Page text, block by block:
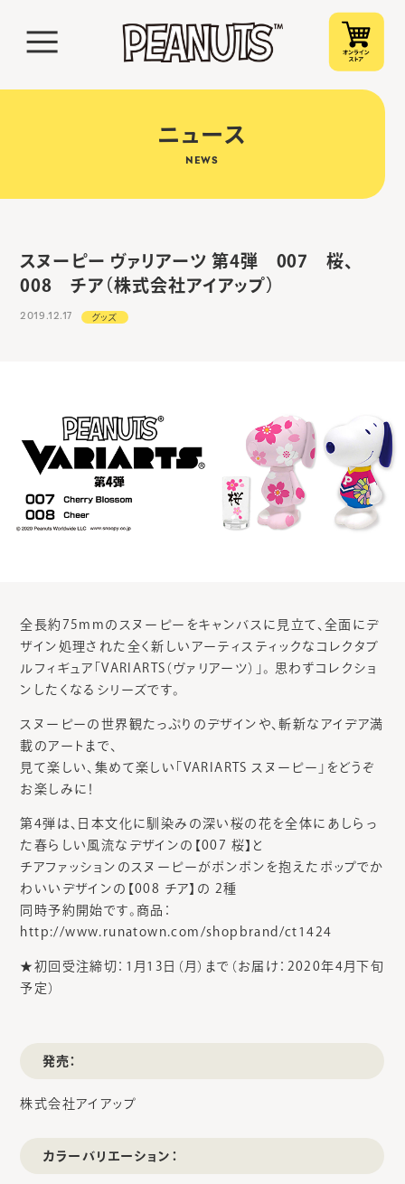
ニュース
NEWS
スヌーピー ヴァリアーツ 第4弾 007 桜、
008 チア（株式会社アイアップ）
2019.12.17 グッズ
全長約75mmのスヌーピーをキャンバスに見立て、全面にデ
ザイン処理された全く新しいアーティスティックなコレクタブ
ルフィギュア「VARIARTS（ヴァリアーツ）」。 思わずコレクショ
ンしたくなるシリーズです。
スヌーピーの世界観たっぷりのデザインや、斬新なアイデア満
載のアートまで、
見て楽しい、集めて楽しい「VARIARTS スヌーピー」をどうぞ
お楽しみに！
第4弾は、日本文化に馴染みの深い桜の花を全体にあしらっ
た春らしい風流なデザインの【007 桜】と
チアファッションのスヌーピーがポンポンを抱えたポップでか
わいいデザインの【008 チア】の 2種
同時予約開始です。商品：
http://www.runatown.com/shopbrand/ct1424
★初回受注締切：1月13日（月）まで（お届け：2020年4月下旬
予定）
発売：
株式会社アイアップ
カラーバリエーション：